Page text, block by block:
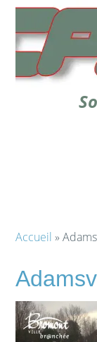
Accueil »